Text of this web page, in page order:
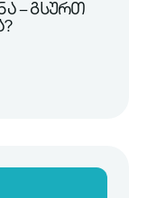
– გსურთ